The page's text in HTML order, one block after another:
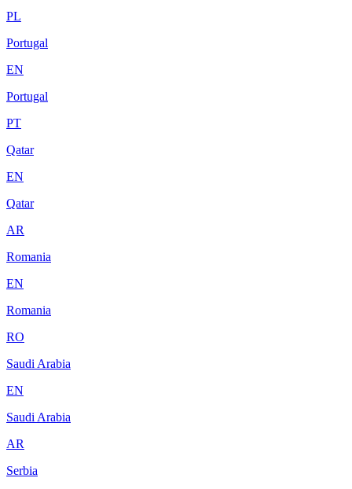
PL
Portugal
EN
Portugal
PT
Qatar
EN
Qatar
AR
Romania
EN
Romania
RO
Saudi Arabia
EN
Saudi Arabia
AR
Serbia